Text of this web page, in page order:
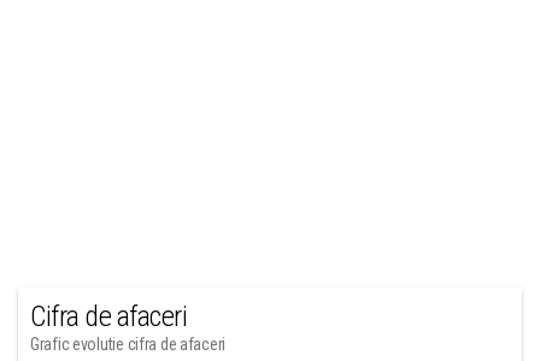
Cifra de afaceri
Grafic evolutie cifra de afaceri